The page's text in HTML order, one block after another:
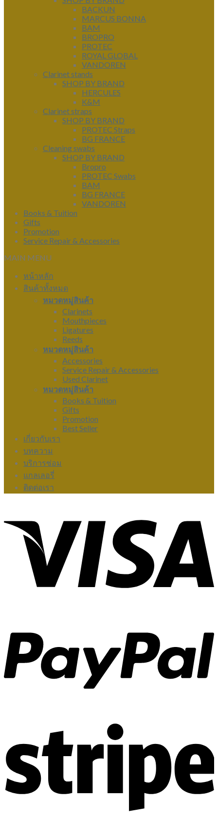
BACKUN
MARCUS BONNA
BAM
BROPRO
PROTEC
ROYAL GLOBAL
VANDOREN
Clarinet stands
SHOP BY BRAND
HERCULES
K&M
Clarinet straps
SHOP BY BRAND
PROTEC Straps
BG FRANCE
Cleaning swabs
SHOP BY BRAND
Bropro
PROTEC Swabs
BAM
BG FRANCE
VANDOREN
Books & Tuition
Gifts
Promotion
Service Repair & Accessories
MAIN MENU
หน้าหลัก
สินค้าทั้งหมด
หมวดหมู่สินค้า
Clarinets
Mouthpieces
Ligatures
Reeds
หมวดหมู่สินค้า
Accessories
Service Repair & Accessories
Used Clarinet
หมวดหมู่สินค้า
Books & Tuition
Gifts
Promotion
Best Seller
เกี่ยวกับเรา
บทความ
บริการซ่อม
แกลเลอรี่
ติดต่อเรา